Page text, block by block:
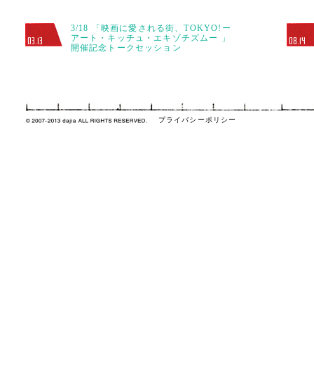
03.13
3/18 「映画に愛される街、TOKYO!ー
アート・キッチュ・エキゾチズムー 」
開催記念トークセッション
08.14
プライバシーポリシー